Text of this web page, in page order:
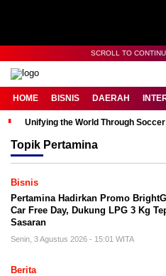
SCROLL TO
HOME BISNIS DAERAH
Unifying the World Through
Topik Pertamina
Bisnis
Pertamina Hadirkan Promo
Car Free Day, Dukung LPG 3 Kg
Sasaran
Senin, 3 Agustus 2026 - 15:01 WITA
Berita